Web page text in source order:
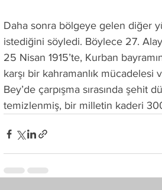
Daha sonra bölgeye gelen diğer
istediğini söyledi. Böylece 27. Alay
25 Nisan 1915’te, Kurban
karşı bir kahramanlık
Bey’de çarpışma sırasında şehit
temizlenmiş, bir milletin kaderi